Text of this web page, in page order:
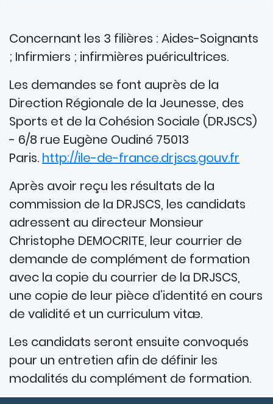
Concernant les 3 filières : Aides-Soignants
; Infirmiers ; infirmières puéricultrices.
Les demandes se font auprès de la
Direction Régionale de la Jeunesse, des
Sports et de la Cohésion Sociale (DRJSCS)
- 6/8 rue Eugène Oudiné 75013
Paris. http://ile-de-france.drjscs.gouv.fr
Après avoir reçu les résultats de la
commission de la DRJSCS, les candidats
adressent au directeur Monsieur
Christophe DEMOCRITE, leur courrier de
demande de complément de formation
avec la copie du courrier de la DRJSCS,
une copie de leur pièce d’identité en cours
de validité et un curriculum vitæ.
Les candidats seront ensuite convoqués
pour un entretien afin de définir les
modalités du complément de formation.